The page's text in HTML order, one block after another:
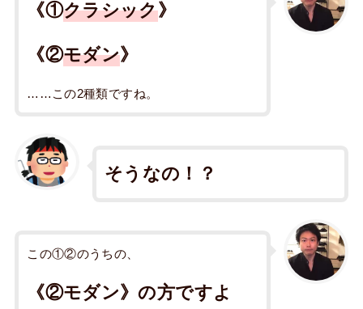
《①クラシック》
《②モダン》
……この2種類ですね。
そうなの！？
この①②のうちの、
《②モダン》の方ですよ